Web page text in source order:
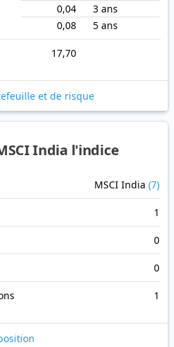
0,04
3 ans
0,08
5 ans
17,70
et de risque
India l'indice
MSCI India (7)
1
0
0
1